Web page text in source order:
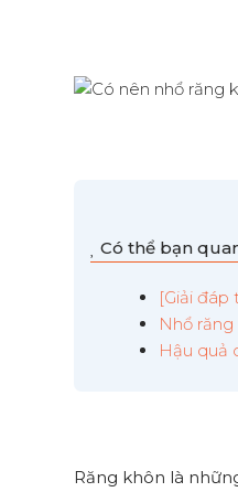
Có thể bạn
[Giải đáp
Nhổ
Hậu quả
Răng khôn là